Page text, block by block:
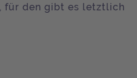
für den gibt es letztlich